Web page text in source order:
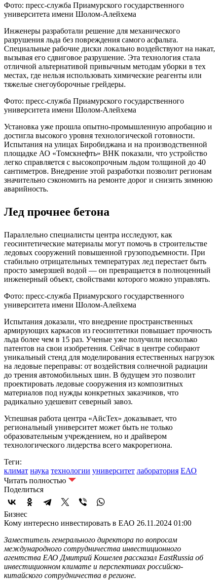
Фото: пресс-служба Приамурского государственного
университета имени Шолом-Алейхема
Инженеры разработали решение для механического
разрушения льда без повреждения самого асфальта.
Специальные рабочие диски локально воздействуют на накат,
вызывая его сдвиговое разрушение. Эта технология стала
отличной альтернативой привычным методам уборки в тех
местах, где нельзя использовать химические реагенты или
тяжелые снегоуборочные грейдеры.
Фото: пресс-служба Приамурского государственного
университета имени Шолом-Алейхема
Установка уже прошла опытно-промышленную апробацию и
достигла высокого уровня технологической готовности.
Испытания на улицах Биробиджана и на производственной
площадке АО «Томскнефть» ВНК показали, что устройство
легко справляется с высокопрочным льдом толщиной до 40
сантиметров. Внедрение этой разработки позволит регионам
значительно сэкономить на ремонте дорог и снизить зимнюю
аварийность.
Лед прочнее бетона
Параллельно специалисты центра исследуют, как
геосинтетические материалы могут помочь в строительстве
ледовых сооружений повышенной грузоподъемности. При
стабильно отрицательных температурах лед перестает быть
просто замерзшей водой — он превращается в полноценный
инженерный объект, свойствами которого можно управлять.
Фото: пресс-служба Приамурского государственного
университета имени Шолом-Алейхема
Испытания доказали, что внедрение пространственных
армирующих каркасов из геосинтетики повышает прочность
льда более чем в 15 раз. Ученые уже получили несколько
патентов на свои изобретения. Сейчас в центре собирают
уникальный стенд для моделирования естественных нагрузок
на ледовые переправы: от воздействия солнечной радиации
до трения автомобильных шин. В будущем это позволит
проектировать ледовые сооружения из композитных
материалов под нужды конкретных заказчиков, что
радикально удешевит северный завоз.
Успешная работа центра «АйсТех» доказывает, что
региональный университет может быть не только
образовательным учреждением, но и драйвером
технологического лидерства всего макрорегиона.
Теги:
климат наука технологии университет лаборатория ЕАО
Читать полностью
Поделиться
Бизнес
Кому интересно инвестировать в ЕАО 26.11.2024 01:00
Заместитель генерального директора по вопросам
международного сотрудничества инвестиционного
агентства ЕАО Дмитрий Кошелев рассказал EastRussia об
инвестиционном климате и перспективах российско-
китайского сотрудничества в регионе.